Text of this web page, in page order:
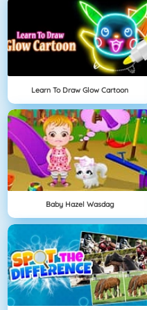
Learn To Draw Glow Cartoon
Baby Hazel Wasdag